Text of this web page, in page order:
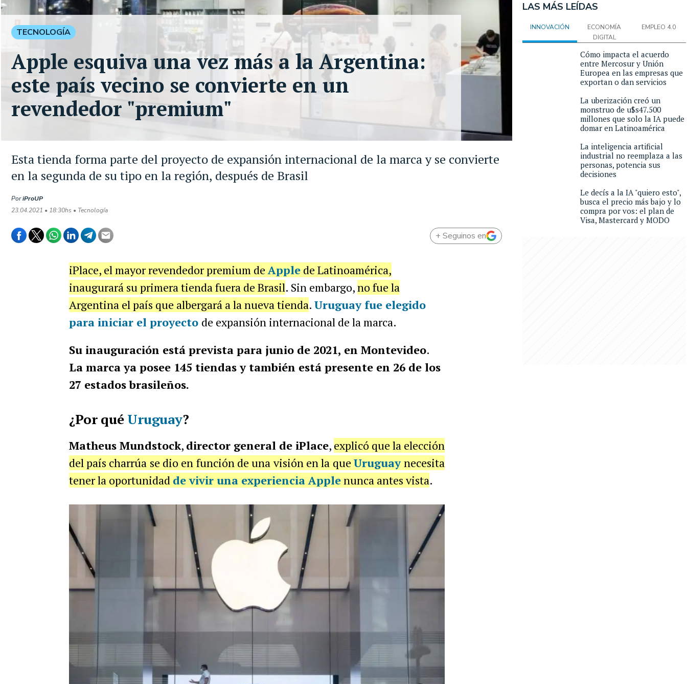
Esta tienda forma parte del proyecto de expansión internacional de la marca y se convierte
en la segunda de su tipo en la región, después de Brasil
PoriProUP
23.04.2021 • 18:30hs • Tecnología
TECNOLOGÍA
Apple esquiva una vez más a la Argentina:
este país vecino se convierte en un
revendedor "premium"
+ Seguinos en
iPlace, el mayor revendedor premium deApplede Latinoamérica,
inaugurará su primera tienda fuera de Brasil. Sin embargo,no fue la
Argentina el país que albergará a la nueva tienda. Uruguay fue elegido
para iniciar el proyecto de expansión internacional de la marca.
Su inauguración está prevista para junio de 2021, en Montevideo.
La marca ya posee 145 tiendas y también está presente en 26 de los
27 estados brasileños.
¿Por qué Uruguay?
Matheus Mundstock, director general de iPlace, explicó que la elección
del país charrúa se dio en función de una visión en la queUruguaynecesita
tener la oportunidad de vivir una experiencia Applenunca antes vista.
LAS MÁS LEÍDAS
INNOVACIÓN
ECONOMÍA
DIGITAL
EMPLEO 4.0
Cómo impacta el acuerdo
entre Mercosur y Unión
Europea en las empresas que
exportan o dan servicios
La uberización creó un
monstruo de u$s47.500
millones que solo la IA puede
domar en Latinoamérica
La inteligencia artificial
industrial no reemplaza a las
personas, potencia sus
decisiones
Le decís a la IA "quiero esto",
busca el precio más bajo y lo
compra por vos: el plan de
Visa, Mastercard y MODO